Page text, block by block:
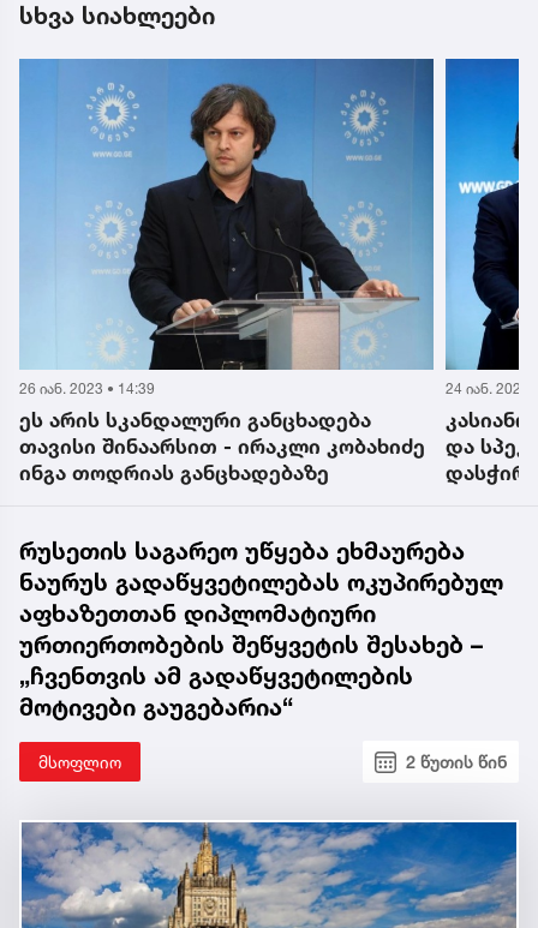
სხვა სიახლეები
26 იან. 2023 • 14:39
ეს არის სკანდალური განცხადება
თავისი შინაარსით - ირაკლი კობახიძე
ინგა თოდრიას განცხადებაზე
24 იან. 2023
და
ჩართვა
რუსეთის საგარეო უწყება ეხმაურება
ნაურუს გადაწყვეტილებას ოკუპირებულ
აფხაზეთთან დიპლომატიური
ურთიერთობების შეწყვეტის შესახებ –
„ჩვენთვის ამ გადაწყვეტილების
მოტივები გაუგებარია“
მსოფლიო 2 წუთის წინ